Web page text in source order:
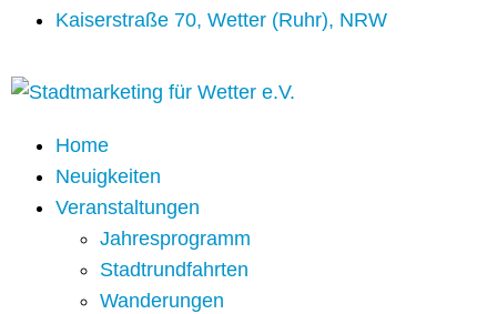
Kaiserstraße 70, Wetter (Ruhr), NRW
Home
Neuigkeiten
Veranstaltungen
Jahresprogramm
Stadtrundfahrten
Wanderungen